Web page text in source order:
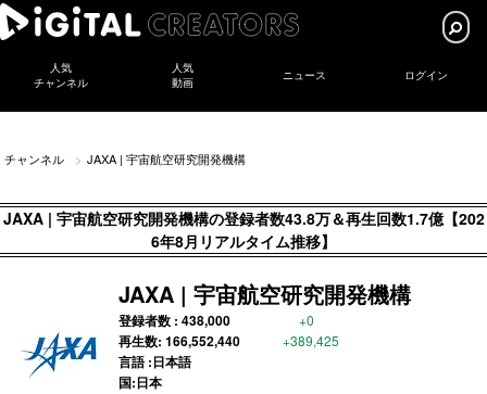
人気
チャンネル
人気
動画
ニュース ログイン
チャンネル JAXA | 宇宙航空研究開発機構
JAXA | 宇宙航空研究開発機構の登録者数43.8万＆再生回数1.7億【202
6年8月リアルタイム推移】
JAXA | 宇宙航空研究開発機構
登録者数 : 438,000 +0
再生数: 166,552,440 +389,425
言語 :日本語
国:日本